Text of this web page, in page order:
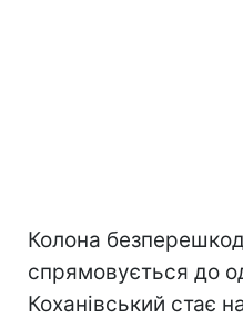
Колона
спрямовується до
Коханівський стає